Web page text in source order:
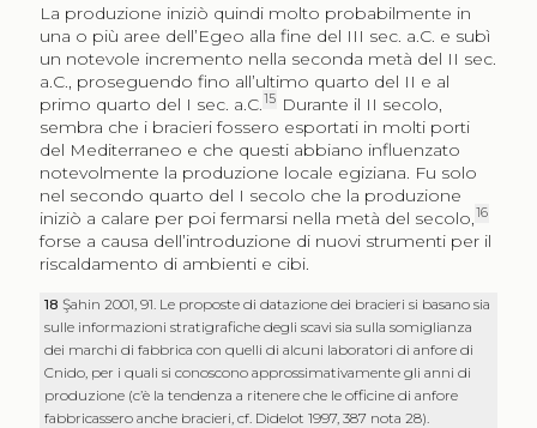
La produzione iniziò quindi molto probabilmente in
una o più aree dell’Egeo alla fine del III sec. a.C. e subì
un notevole incremento nella seconda metà del II sec.
a.C., proseguendo fino all’ultimo quarto del II e al
primo quarto del I sec. a.C.15 Durante il II secolo,
sembra che i bracieri fossero esportati in molti porti
del Mediterraneo e che questi abbiano influenzato
notevolmente la produzione locale egiziana. Fu solo
nel secondo quarto del I secolo che la produzione
iniziò a calare per poi fermarsi nella metà del secolo,16
forse a causa dell’introduzione di nuovi strumenti per il
riscaldamento di ambienti e cibi.
18Şahin 2001, 91. Le proposte di datazione dei bracieri si basano sia
sulle informazioni stratigrafiche degli scavi sia sulla somiglianza
dei marchi di fabbrica con quelli di alcuni laboratori di anfore di
Cnido, per i quali si conoscono approssimativamente gli anni di
produzione (c’è la tendenza a ritenere che le officine di anfore
fabbricassero anche bracieri, cf. Didelot 1997, 387 nota 28).